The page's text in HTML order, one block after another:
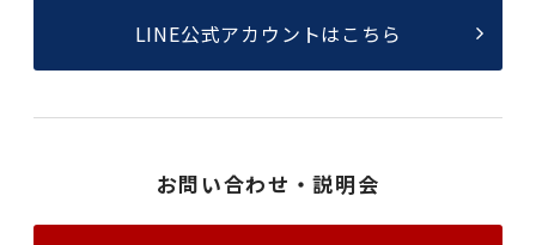
LINE公式アカウントはこちら
お問い合わせ・説明会